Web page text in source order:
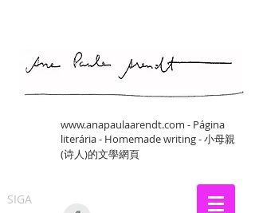
www.anapaulaarendt.com - Página
literária - Homemade writing - 小母親
(诗人)的文學網頁
SIGA